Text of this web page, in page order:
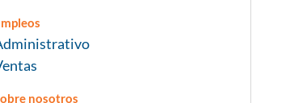
nosotros